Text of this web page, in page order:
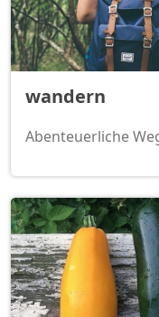
wandern
Abenteuerliche